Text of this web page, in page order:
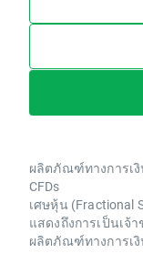
ผลิตภัณฑ์ทางการเงิ
CFDs
เศษหุ้น (Fractional
แสดงถึงการเป็นเจ้
ผลิตภัณฑ์ทางการเ